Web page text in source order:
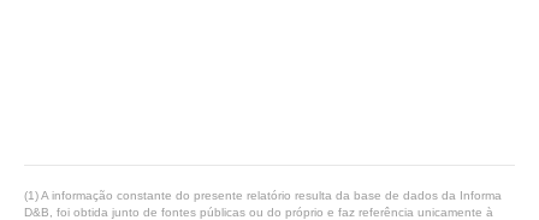
(1) A informação constante do presente relatório resulta da base de dados da Informa
D&B, foi obtida junto de fontes públicas ou do próprio e faz referência unicamente à